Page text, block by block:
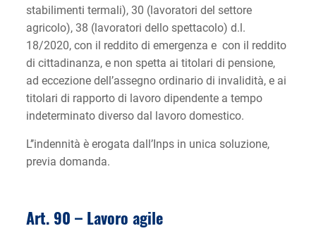
stabilimenti termali), 30 (lavoratori del settore
agricolo), 38 (lavoratori dello spettacolo) d.l.
18/2020, con il reddito di emergenza e con il reddito
di cittadinanza, e non spetta ai titolari di pensione,
ad eccezione dell’assegno ordinario di invalidità, e ai
titolari di rapporto di lavoro dipendente a tempo
indeterminato diverso dal lavoro domestico.
L’’indennità è erogata dall’Inps in unica soluzione,
previa domanda.
Art. 90 – Lavoro agile